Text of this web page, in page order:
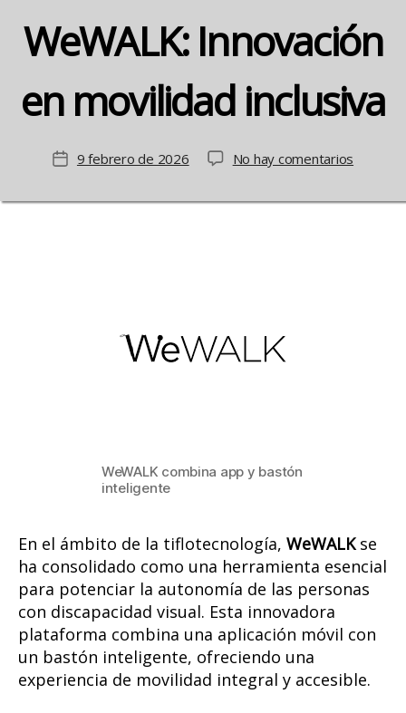
WeWALK: Innovación
en movilidad inclusiva
Fecha
la
9 febrero de 2026 No hay comentarios
WeWALK combina app y bastón
inteligente
En el ámbito de la tiflotecnología, WeWALKse
ha consolidado como una herramienta esencial
para potenciar la autonomía de las personas
con discapacidad visual. Esta innovadora
plataforma combina una aplicación móvil con
un bastón inteligente, ofreciendo una
experiencia de movilidad integral y accesible.